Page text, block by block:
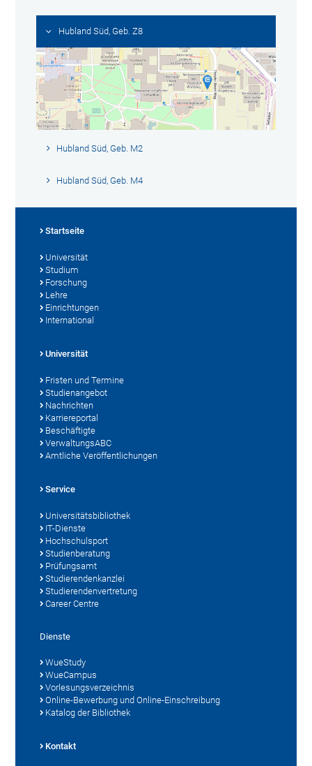
Hubland Süd, Geb. Z8
Hubland Süd, Geb. M2
Hubland Süd, Geb. M4
Startseite
Universität
Studium
Forschung
Lehre
Einrichtungen
International
Universität
Fristen und Termine
Studienangebot
Nachrichten
Karriereportal
Beschäftigte
VerwaltungsABC
Amtliche Veröffentlichungen
Service
Universitätsbibliothek
IT-Dienste
Hochschulsport
Studienberatung
Prüfungsamt
Studierendenkanzlei
Studierendenvertretung
Career Centre
Dienste
WueStudy
WueCampus
Vorlesungsverzeichnis
Online-Bewerbung und Online-Einschreibung
Katalog der Bibliothek
Kontakt